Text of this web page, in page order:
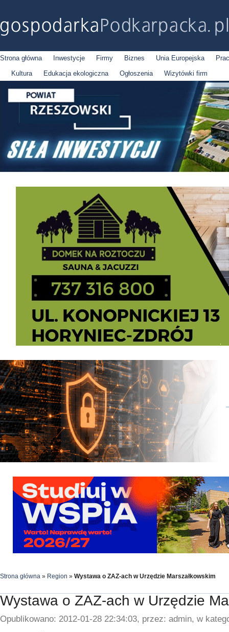
Strona główna Inwestycje Firmy Biznes Unia Europejska
Kultura
Edukacja ekologiczna Ogłoszenia Wizytówki firm
Strona główna » Region » Wystawa o ZAZ-ach w Urzędzie Marszałkowskim
Wystawa o ZAZ-ach w Urzędzie
Opublikowano: 2012-01-28 22:34:03, przez: admin, w